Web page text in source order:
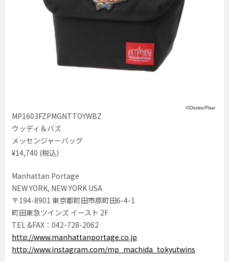
MP1603FZPMGNTTOYWBZ
ウッディ＆バズ
メッセンジャーバッグ
¥14,740 (税込)
Manhattan Portage
NEW YORK, NEW YORK USA
〒194-8901 東京都町田市原町田6-4-1
町田東急ツインズ イースト 2F
TEL &FAX：042-728-2062
http://www.manhattanportage.co.jp
http://www.instagram.com/mp_machida_tokyutwins